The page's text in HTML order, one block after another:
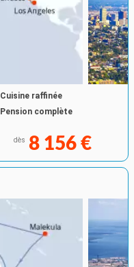
Cuisine raffinée
Pension complète
dès 8 156 €